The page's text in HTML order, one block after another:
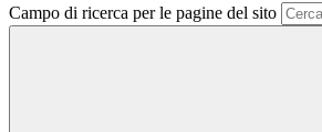
Campo di ricerca per le pagine del sito